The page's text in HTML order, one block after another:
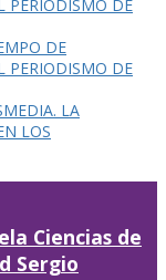
PERIODISMO DE
DE
PERIODISMO DE
LA
LOS
Ciencias de
Sergio